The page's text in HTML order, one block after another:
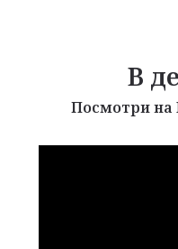
В
Посмотри на